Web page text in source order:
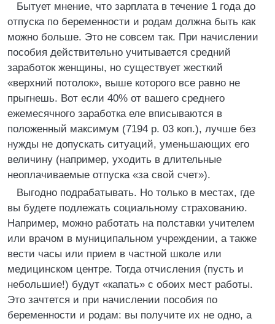
Бытует мнение, что зарплата в течение 1 года до
отпуска по беременности и родам должна быть как
можно больше. Это не совсем так. При начислении
пособия действительно учитывается средний
заработок женщины, но существует жесткий
«верхний потолок», выше которого все равно не
прыгнешь. Вот если 40% от вашего среднего
ежемесячного заработка еле вписываются в
положенный максимум (7194 р. 03 коп.), лучше без
нужды не допускать ситуаций, уменьшающих его
величину (например, уходить в длительные
неоплачиваемые отпуска «за свой счет»).
Выгодно подрабатывать. Но только в местах, где
вы будете подлежать социальному страхованию.
Например, можно работать на полставки учителем
или врачом в муниципальном учреждении, а также
вести часы или прием в частной школе или
медицинском центре. Тогда отчисления (пусть и
небольшие!) будут «капать» с обоих мест работы.
Это зачтется и при начислении пособия по
беременности и родам: вы получите их не одно, а